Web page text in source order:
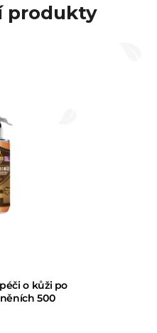
produkty
o kůži po
500